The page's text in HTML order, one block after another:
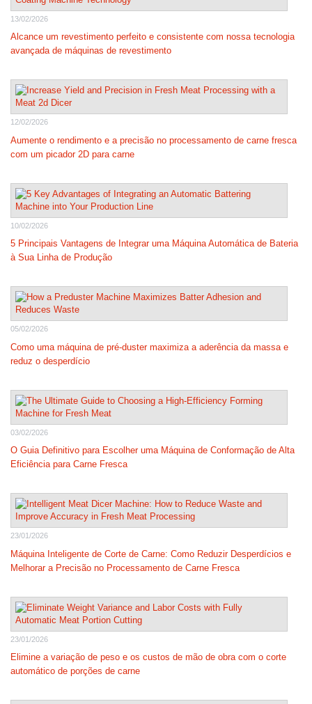
13/02/2026
Alcance um revestimento perfeito e consistente com nossa tecnologia
avançada de máquinas de revestimento
12/02/2026
Aumente o rendimento e a precisão no processamento de carne fresca
com um picador 2D para carne
10/02/2026
5 Principais Vantagens de Integrar uma Máquina Automática de Bateria
à Sua Linha de Produção
05/02/2026
Como uma máquina de pré-duster maximiza a aderência da massa e
reduz o desperdício
03/02/2026
O Guia Definitivo para Escolher uma Máquina de Conformação de Alta
Eficiência para Carne Fresca
23/01/2026
Máquina Inteligente de Corte de Carne: Como Reduzir Desperdícios e
Melhorar a Precisão no Processamento de Carne Fresca
23/01/2026
Elimine a variação de peso e os custos de mão de obra com o corte
automático de porções de carne